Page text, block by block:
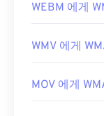
WEBM 에게
WMV 에게
MOV 에게